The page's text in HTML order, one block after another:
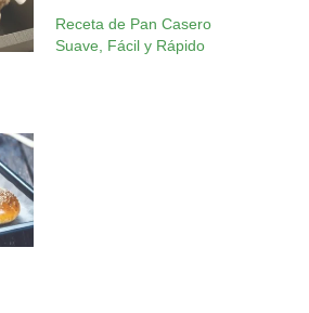
Receta de Pan Casero
Suave, Fácil y Rápido